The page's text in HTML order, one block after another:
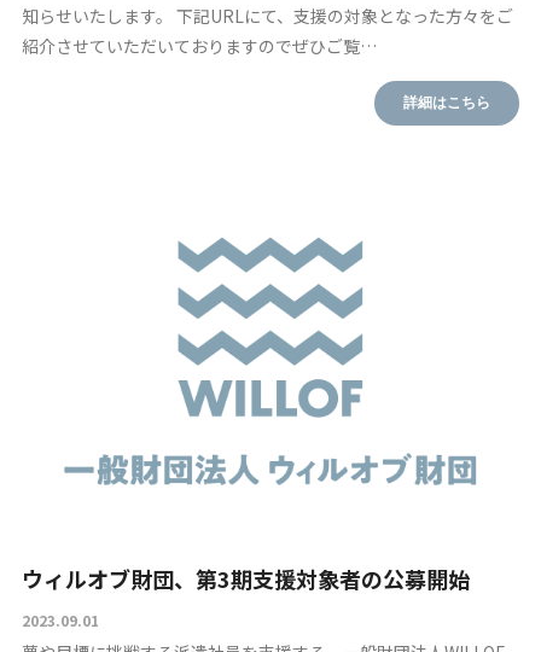
TOP
財団ニュース
お問い合わせ
知らせいたします。 下記URLにて、支援の対象となった方々をご
紹介させていただいておりますのでぜひご覧…
詳細はこちら
ウィルオブ財団、第3期支援対象者の公募開始
2023.09.01